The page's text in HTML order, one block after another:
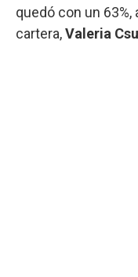
quedó con un
cartera,Valeria